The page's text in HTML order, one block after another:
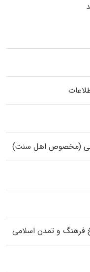
(مخصوص اهل سنت)
فرهنگ و تمدن اسلامی